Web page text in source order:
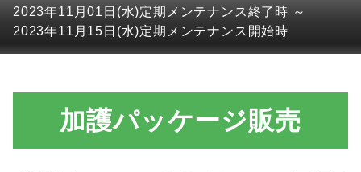
2023年11月01日(水)定期メンテナンス終了時 ～
2023年11月15日(水)定期メンテナンス開始時
加護パッケージ販売